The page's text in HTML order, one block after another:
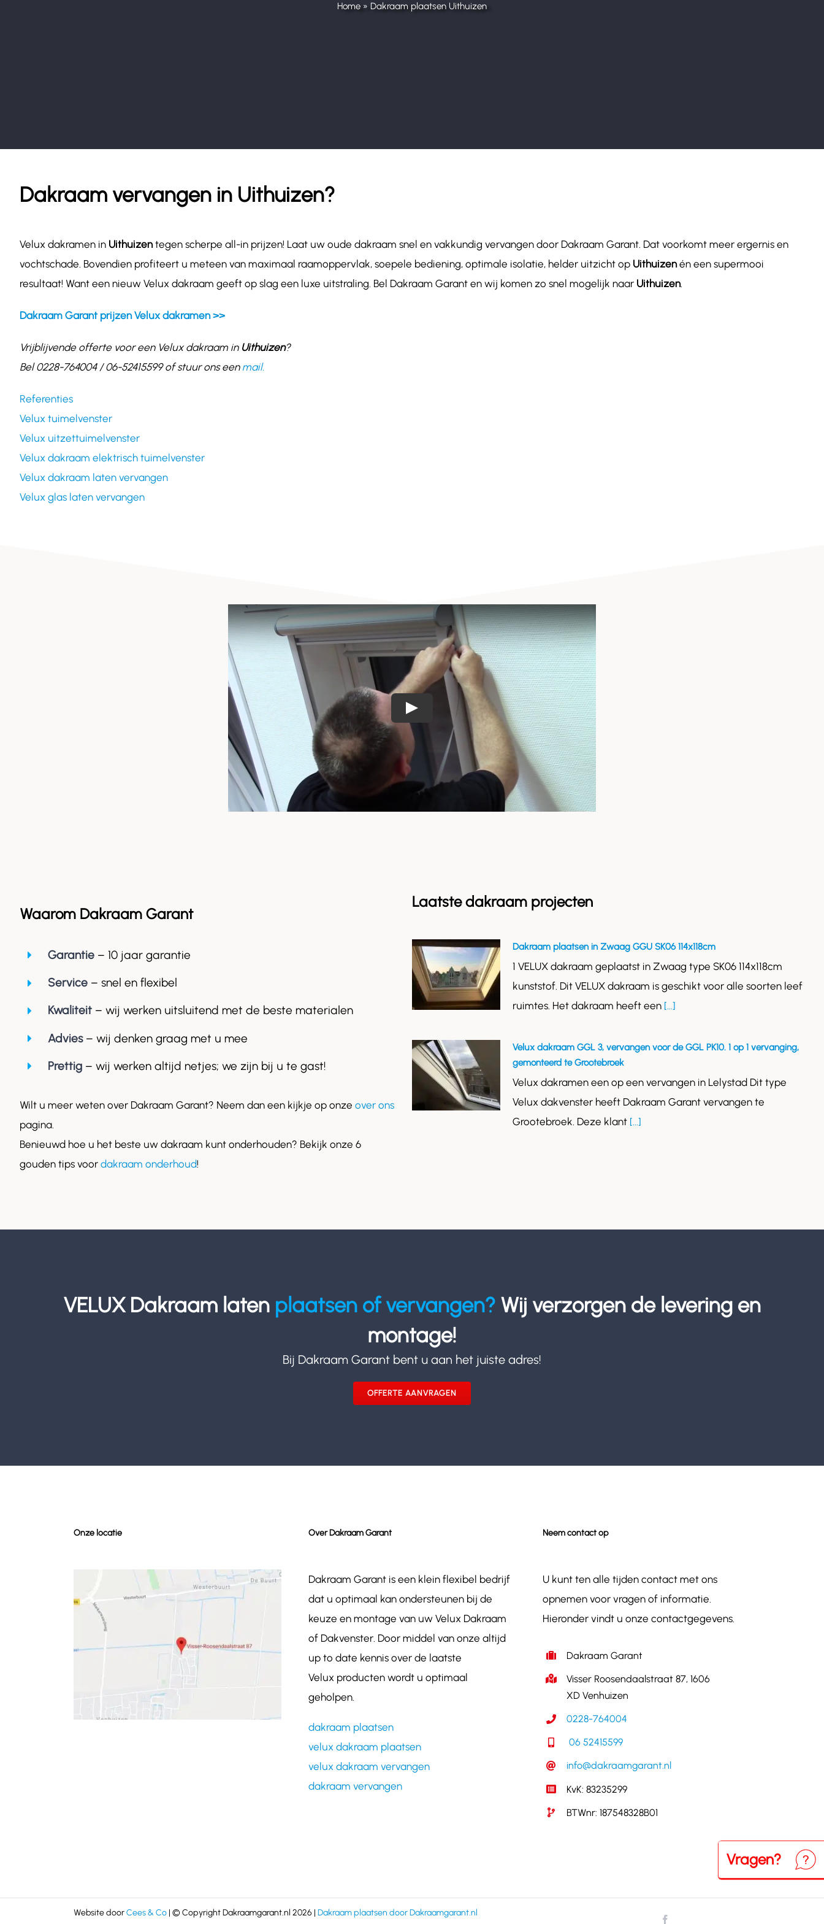
Home » Dakraam plaatsen Uithuizen
Dakraam vervangen in Uithuizen?
Velux dakramen in Uithuizentegen scherpe all-in prijzen! Laat uw oude dakraam snel en vakkundig vervangen door Dakraam Garant. Dat voorkomt meer ergernis en
vochtschade. Bovendien profiteert u meteen van maximaal raamoppervlak, soepele bediening, optimale isolatie, helder uitzicht op Uithuizenén een supermooi
resultaat! Want een nieuw Velux dakraam geeft op slag een luxe uitstraling. Bel Dakraam Garant en wij komen zo snel mogelijk naar Uithuizen.
Dakraam Garant prijzen Velux dakramen >>
Vrijblijvende offerte voor een Velux dakraam in Uithuizen?
Bel 0228-764004 / 06-52415599 of stuur ons een mail.
Referenties
Velux tuimelvenster
Velux uitzettuimelvenster
Velux dakraam elektrisch tuimelvenster
Velux dakraam laten vervangen
Velux glas laten vervangen
Waarom Dakraam Garant
Garantie– 10 jaar garantie
Service – snel en flexibel
Kwaliteit– wij werken uitsluitend met de beste materialen
Advies– wij denken graag met u mee
Prettig– wij werken altijd netjes; we zijn bij u te gast!
Wilt u meer weten over Dakraam Garant? Neem dan een kijkje op onze over ons
pagina.
Benieuwd hoe u het beste uw dakraam kunt onderhouden? Bekijk onze 6
gouden tips voor dakraam onderhoud!
Laatste dakraam projecten
Dakraam plaatsen in Zwaag GGU SK06 114x118cm
1 VELUX dakraam geplaatst in Zwaag type SK06 114x118cm
kunststof. Dit VELUX dakraam is geschikt voor alle soorten leef
ruimtes. Het dakraam heeft een [...]
Velux dakraam GGL 3, vervangen voor de GGL PK10. 1 op 1 vervanging,
gemonteerd te Grootebroek
Velux dakramen een op een vervangen in Lelystad Dit type
Velux dakvenster heeft Dakraam Garant vervangen te
Grootebroek. Deze klant [...]
VELUX Dakraam laten plaatsen of vervangen? Wij verzorgen de levering en
montage!
Bij Dakraam Garant bent u aan het juiste adres!
OFFERTE AANVRAGEN
Onze locatie Over Dakraam Garant
Dakraam Garant is een klein flexibel bedrijf
dat u optimaal kan ondersteunen bij de
keuze en montage van uw Velux Dakraam
of Dakvenster. Door middel van onze altijd
up to date kennis over de laatste
Velux producten wordt u optimaal
geholpen.
dakraam plaatsen
velux dakraam plaatsen
velux dakraam vervangen
dakraam vervangen
Neem contact op
U kunt ten alle tijden contact met ons
opnemen voor vragen of informatie.
Hieronder vindt u onze contactgegevens.
Dakraam Garant
Visser Roosendaalstraat 87, 1606
XD Venhuizen
0228-764004
06 52415599
info@dakraamgarant.nl
KvK: 83235299
BTWnr: 187548328B01
Website doorCees & Co| © Copyright Dakraamgarant.nl 2026 | Dakraam plaatsen door Dakraamgarant.nl
Vragen?